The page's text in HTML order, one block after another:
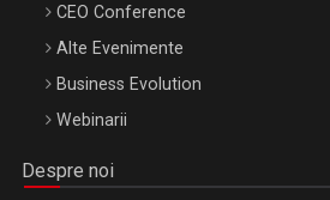
CEO Conference
Alte Evenimente
Business Evolution
Webinarii
Despre noi